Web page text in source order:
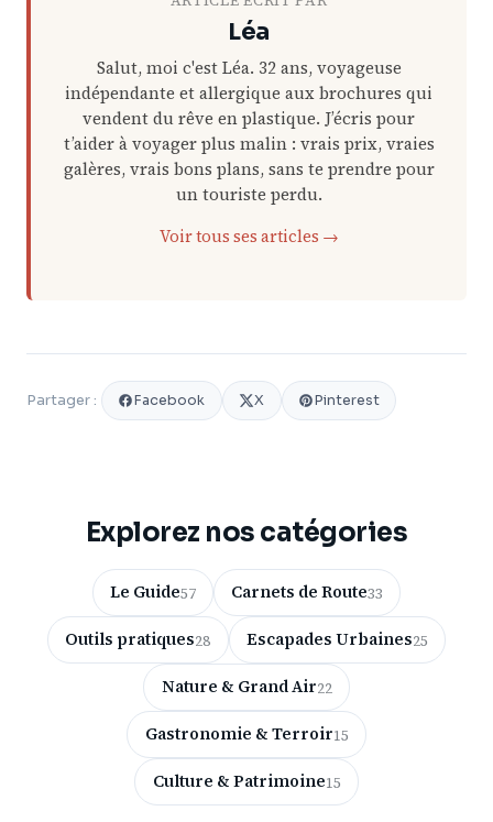
Léa
Salut, moi c'est Léa. 32 ans, voyageuse
indépendante et allergique aux brochures qui
vendent du rêve en plastique. J’écris pour
t’aider à voyager plus malin : vrais prix, vraies
galères, vrais bons plans, sans te prendre pour
un touriste perdu.
Voir tous ses articles →
Partager : Facebook X Pinterest
Explorez nos catégories
Le Guide57 Carnets de Route33
Outils pratiques28 Escapades Urbaines25
Nature & Grand Air22
Gastronomie & Terroir15
Culture & Patrimoine15